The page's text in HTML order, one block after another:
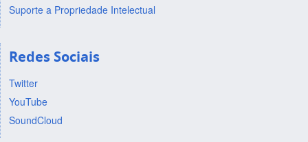
Suporte a Propriedade Intelectual
Redes Sociais
Twitter
YouTube
SoundCloud